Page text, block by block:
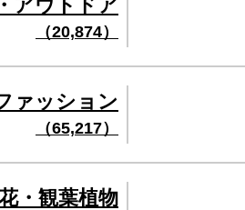
アウトドア
（20,874）
ァッション
（65,217）
・観葉植物